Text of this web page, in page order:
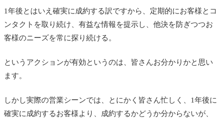
1年後とはいえ確実に成約する訳ですから、定期的にお客様とコ
ンタクトを取り続け、有益な情報を提示し、他決を防ぎつつお
客様のニーズを常に探り続ける。
というアクションが有効というのは、皆さんお分かりかと思い
ます。
しかし実際の営業シーンでは、とにかく皆さん忙しく、1年後に
確実に成約するお客様より、成約するかどうか分からないが、